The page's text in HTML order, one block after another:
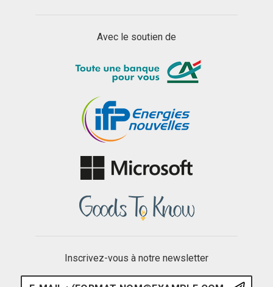
Avec le soutien de
Inscrivez-vous à notre newsletter
E-mail : (format